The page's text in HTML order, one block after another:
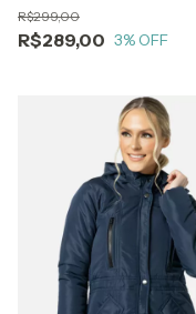
R$289,00
R$299,00
3% OFF